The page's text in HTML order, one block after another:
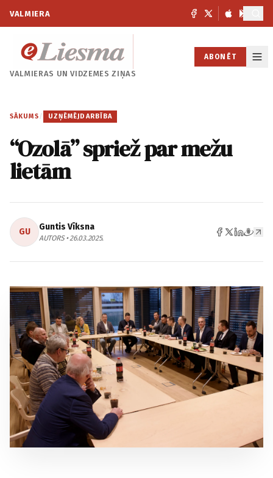
VALMIERA
VALMIERAS UNVIDZEMES ZIŅAS
ABONĒT
SĀKUMS / UZŅĒMĒJDARBĪBA
“Ozolā” spriež par mežu
lietām
GU Guntis Vīksna
AUTORS • 26.03.2025.